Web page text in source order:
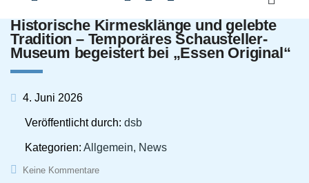
Historische Kirmesklänge und gelebte
Tradition – Temporäres Schausteller-
Museum begeistert bei „Essen Original“
4. Juni 2026
Veröffentlicht durch: dsb
Kategorien: Allgemein, News
Keine Kommentare